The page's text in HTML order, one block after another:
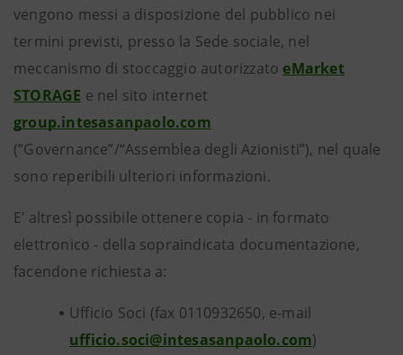
vengono messi a disposizione del pubblico nei
termini previsti, presso la Sede sociale, nel
meccanismo di stoccaggio autorizzato eMarket
STORAGE e nel sito internet
group.intesasanpaolo.com
(“Governance”/“Assemblea degli Azionisti”), nel quale
sono reperibili ulteriori informazioni.
E’ altresì possibile ottenere copia - in formato
elettronico - della sopraindicata documentazione,
facendone richiesta a:
Ufficio Soci (fax 0110932650, e-mail
ufficio.soci@intesasanpaolo.com)